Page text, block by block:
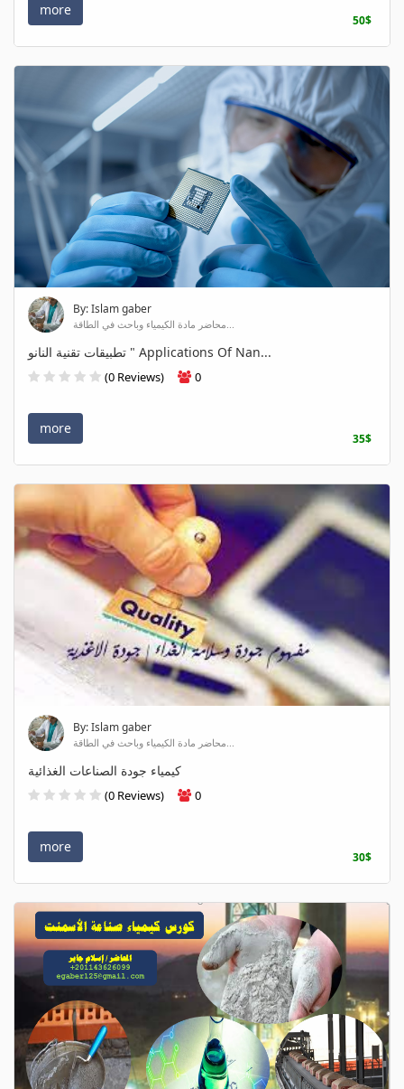
more
50$
By: Islam gaber
محاضر مادة الكيمياء وباحث في الطاقة...
تطبيقات تقنية النانو " Applications Of Nan...
(0 Reviews) 0
more
35$
By: Islam gaber
محاضر مادة الكيمياء وباحث في الطاقة...
كيمياء جودة الصناعات الغذائية
(0 Reviews) 0
more
30$